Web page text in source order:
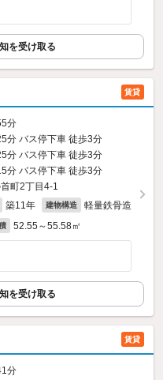
を受け取る
賃貸
分
分 バス停下車 徒歩3分
分 バス停下車 徒歩3分
分 バス停下車 徒歩3分
町2丁目4-1
築11年 建物構造 軽量鉄骨造
52.55～55.58㎡
を受け取る
賃貸
分